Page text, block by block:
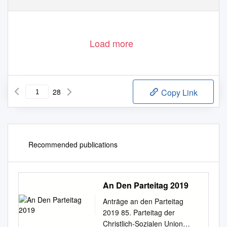
Load more
28 Copy Link
Recommended publications
An Den Parteitag 2019
Anträge an den Parteitag
2019 85. Parteitag der
Christlich-Sozialen Union